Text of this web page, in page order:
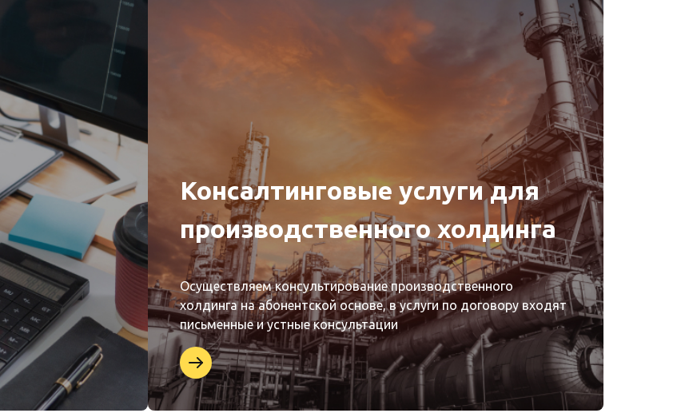
Консалтинговые услуги для
производственного холдинга
Осуществляем консультирование производственного
холдинга на абонентской основе, в услуги по договору входят
письменные и устные консультации